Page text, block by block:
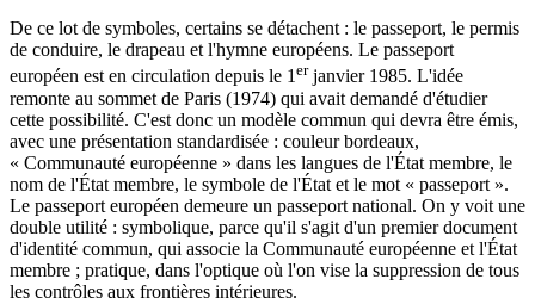
De ce lot de symboles, certains se détachent : le passeport, le permis
de conduire, le drapeau et l'hymne européens. Le passeport
européen est en circulation depuis le 1erjanvier 1985. L'idée
remonte au sommet de Paris (1974) qui avait demandé d'étudier
cette possibilité. C'est donc un modèle commun qui devra être émis,
avec une présentation standardisée : couleur bordeaux,
« Communauté européenne » dans les langues de l'État membre, le
nom de l'État membre, le symbole de l'État et le mot « passeport ».
Le passeport européen demeure un passeport national. On y voit une
double utilité : symbolique, parce qu'il s'agit d'un premier document
d'identité commun, qui associe la Communauté européenne et l'État
membre ; pratique, dans l'optique où l'on vise la suppression de tous
les contrôles aux frontières intérieures.